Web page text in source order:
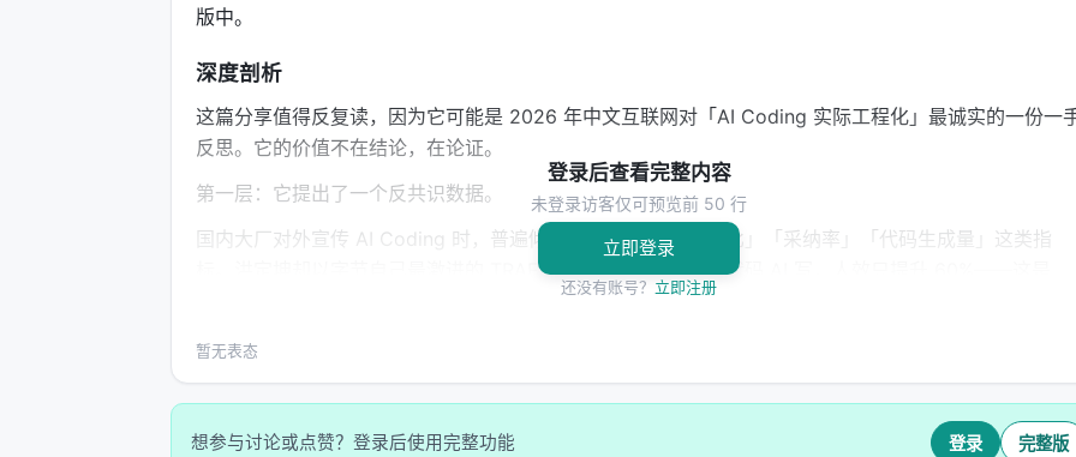
版中。
深度剖析
这篇分享值得反复读，因为它可能是 2026 年中文互联网对「AI Coding 实际工程化」最诚实的一份一
反思。它的价值不在结论，在论证。
第一层：它提出了一个反共识数据。
国内大厂对外宣传 AI Coding 时，普遍倾向于讲「AI 写代码占比」「采纳率」「代码生成量」这类指
标。洪定坤却以字节自己最激进的 TRAE 团队数据为例：90% 代码 AI 写，人效只提升 60%——这是
这种反共识数据的重要意义在于，它迫使行业重新定义「AI Coding 提升的到底是什么」：
如果看「人均需求吞吐率」（功能从需求到上线的端到端速度），那是 1.6 倍。
登录后查看完整内容
未登录访客仅可预览前 50 行
立即登录
还没有账号？ 立即注册
暂无表态
想参与讨论或点赞？登录后使用完整功能 登录 完整版